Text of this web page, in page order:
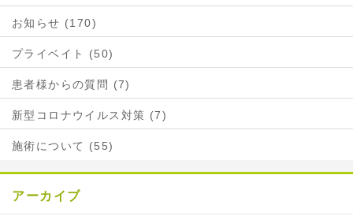
お知らせ (170)
プライベイト (50)
患者様からの質問 (7)
新型コロナウイルス対策 (7)
施術について (55)
アーカイブ